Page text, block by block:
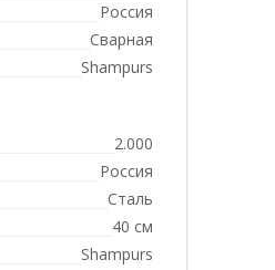
Россия
Сварная
Shampurs
2.000
Россия
Сталь
40 см
Shampurs